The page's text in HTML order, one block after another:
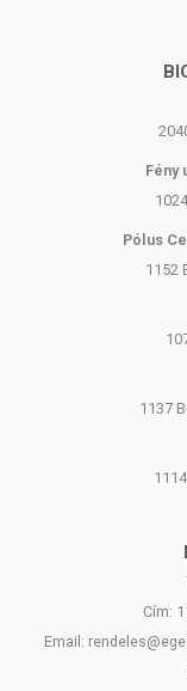
kiegészítését
tápanyagokat.
megjelenítésük,
hatást tulajdonítani.
A termék nem
egészséges
használatát
fogyasztási
Fény
Pólus
1152
1137
Cím:
Email: